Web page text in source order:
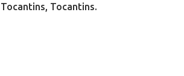
Tocantins, Tocantins.